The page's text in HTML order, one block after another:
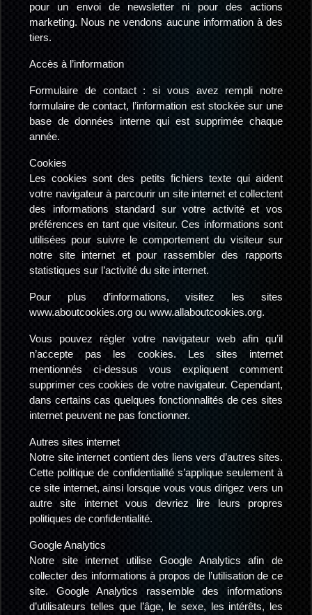
pour un envoi de newsletter ni pour des actions
marketing. Nous ne vendons aucune information à des
tiers.
Accès à l’information
Formulaire de contact : si vous avez rempli notre
formulaire de contact, l’information est stockée sur une
base de données interne qui est supprimée chaque
année.
Cookies
Les cookies sont des petits fichiers texte qui aident
votre navigateur à parcourir un site internet et collectent
des informations standard sur votre activité et vos
préférences en tant que visiteur. Ces informations sont
utilisées pour suivre le comportement du visiteur sur
notre site internet et pour rassembler des rapports
statistiques sur l’activité du site internet.
Pour plus d’informations, visitez les sites
www.aboutcookies.org ou www.allaboutcookies.org.
Vous pouvez régler votre navigateur web afin qu’il
n’accepte pas les cookies. Les sites internet
mentionnés ci-dessus vous expliquent comment
supprimer ces cookies de votre navigateur. Cependant,
dans certains cas quelques fonctionnalités de ces sites
internet peuvent ne pas fonctionner.
Autres sites internet
Notre site internet contient des liens vers d’autres sites.
Cette politique de confidentialité s’applique seulement à
ce site internet, ainsi lorsque vous vous dirigez vers un
autre site internet vous devriez lire leurs propres
politiques de confidentialité.
Google Analytics
Notre site internet utilise Google Analytics afin de
collecter des informations à propos de l’utilisation de ce
site. Google Analytics rassemble des informations
d’utilisateurs telles que l’âge, le sexe, les intérêts, les